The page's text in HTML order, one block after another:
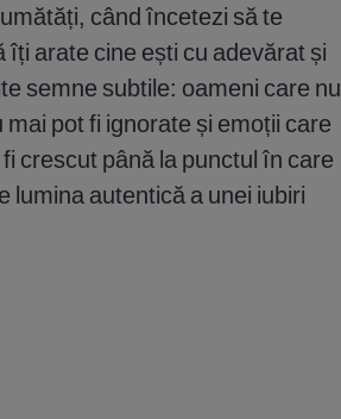
când încetezi să te
arate cine ești cu adevărat și
semne subtile: oameni care nu
pot fi ignorate și emoții care
crescut până la punctul în care
lumina autentică a unei iubiri